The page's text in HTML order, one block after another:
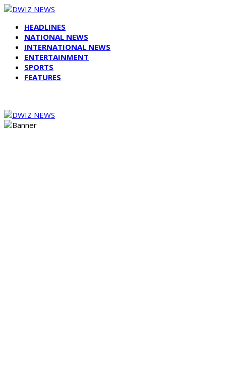
HEADLINES
NATIONAL NEWS
INTERNATIONAL NEWS
ENTERTAINMENT
SPORTS
FEATURES